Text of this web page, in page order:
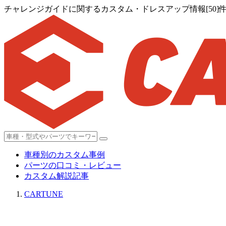
チャレンジガイドに関するカスタム・ドレスアップ情報[50]
車種別のカスタム事例
パーツの口コミ・レビュー
カスタム解説記事
CARTUNE